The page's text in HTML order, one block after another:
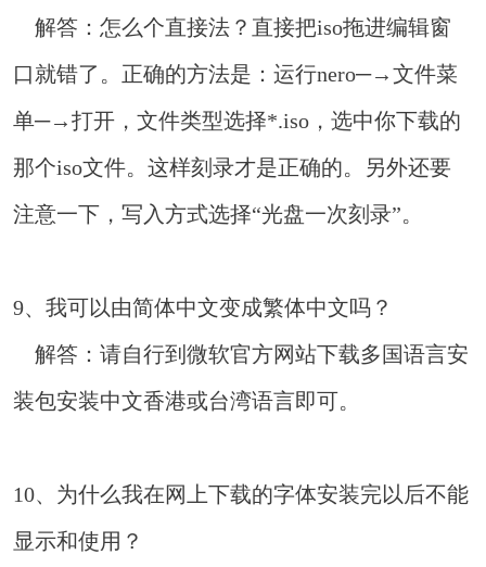
解答：怎么个直接法？直接把iso拖进编辑窗
口就错了。正确的方法是：运行nero─→文件菜
单─→打开，文件类型选择*.iso，选中你下载的
那个iso文件。这样刻录才是正确的。另外还要
注意一下，写入方式选择“光盘一次刻录”。
9、我可以由简体中文变成繁体中文吗？
解答：请自行到微软官方网站下载多国语言安
装包安装中文香港或台湾语言即可。
10、为什么我在网上下载的字体安装完以后不能
显示和使用？